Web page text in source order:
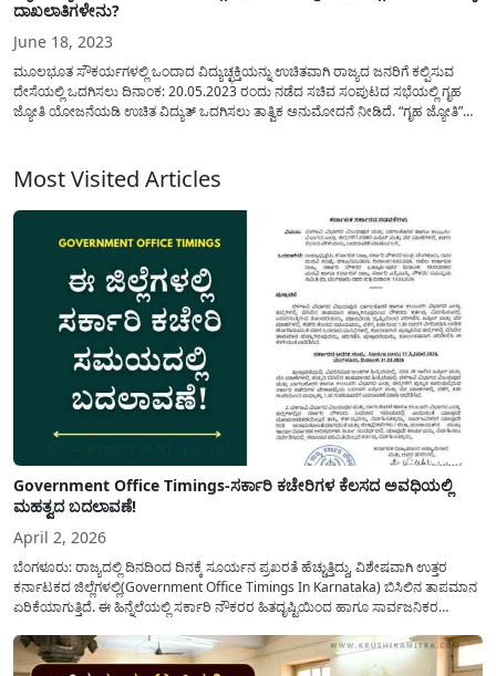
ದಾಖಲಾತಿಗಳೇನು?
June 18, 2023
ಮೂಲಭೂತ ಸೌಕರ್ಯಗಳಲ್ಲಿ ಒಂದಾದ ವಿದ್ಯುಚ್ಛಕ್ತಿಯನ್ನು ಉಚಿತವಾಗಿ ರಾಜ್ಯದ ಜನರಿಗೆ ಕಲ್ಪಿಸುವ
ದೇಸೆಯಲ್ಲಿ ಒದಗಿಸಲು ದಿನಾಂಕ: 20.05.2023 ರಂದು ನಡೆದ ಸಚಿವ ಸಂಪುಟದ ಸಭೆಯಲ್ಲಿ ಗೃಹ
ಜ್ಯೋತಿ ಯೋಜನೆಯಡಿ ಉಚಿತ ವಿದ್ಯುತ್ ಒದಗಿಸಲು ತಾತ್ವಿಕ ಅನುಮೋದನೆ ನೀಡಿದೆ. “ಗೃಹ ಜ್ಯೋತಿ”
Most Visited Articles
Government Office Timings-ಸರ್ಕಾರಿ ಕಚೇರಿಗಳ ಕೆಲಸದ ಅವಧಿಯಲ್ಲಿ
ಮಹತ್ವದ ಬದಲಾವಣೆ!
April 2, 2026
ಬೆಂಗಳೂರು: ರಾಜ್ಯದಲ್ಲಿ ದಿನದಿಂದ ದಿನಕ್ಕೆ ಸೂರ್ಯನ ಪ್ರಖರತೆ ಹೆಚ್ಚುತ್ತಿದ್ದು, ವಿಶೇಷವಾಗಿ ಉತ್ತರ
ಕರ್ನಾಟಕದ ಜಿಲ್ಲೆಗಳಲ್ಲಿ(Government Office Timings In Karnataka) ಬಿಸಿಲಿನ ತಾಪಮಾನ
ಏರಿಕೆಯಾಗುತ್ತಿದೆ. ಈ ಹಿನ್ನೆಲೆಯಲ್ಲಿ ಸರ್ಕಾರಿ ನೌಕರರ ಹಿತದೃಷ್ಟಿಯಿಂದ ಹಾಗೂ ಸಾರ್ವಜನಿಕರ
ಮತ್ತು ಕಲ್ಯಾಣ ಕರ್ನಾಟಕದ ಒಟ್ಟು 9 ಜಿಲ್ಲೆಗಳಲ್ಲಿ ಏಪ್ರಿಲ್...